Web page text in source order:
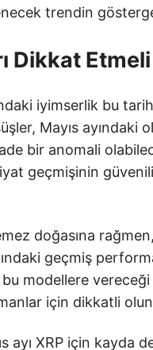
trendin
Dikkat Etmeli
iyimserlik bu
Mayıs
bir anomali
geçmişinin
doğasına
geçmiş
modellere
için dikkatli
ayı XRP için kayda